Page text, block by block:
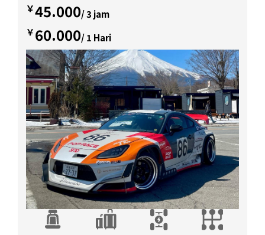
￥45.000/ 3 jam
￥60.000/ 1 Hari